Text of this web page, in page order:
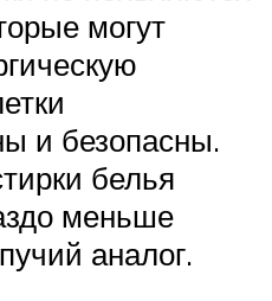
могут
и безопасны.
белья
меньше
аналог.